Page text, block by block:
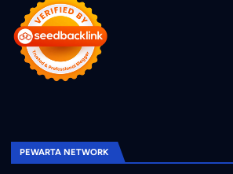
PEWARTA NETWORK